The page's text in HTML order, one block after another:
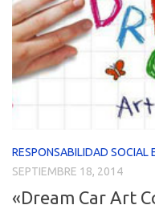
RESPONSABILIDAD SOCIAL
SEPTIEMBRE 18, 2014
«Dream Car Art